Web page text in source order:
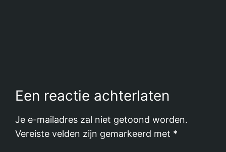
Een reactie achterlaten
Je e-mailadres zal niet getoond worden.
Vereiste velden zijn gemarkeerd met *